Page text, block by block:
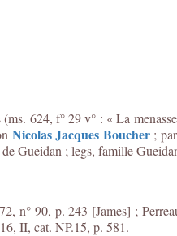
624, f° 29 v° : « La
Nicolas Jacques Boucher; par
Gueidan ; legs, famille
n° 90, p. 243 [James] ;
II, cat. NP.15, p. 581.